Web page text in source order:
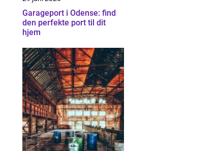
Garageport i Odense: find
den perfekte port til dit
hjem